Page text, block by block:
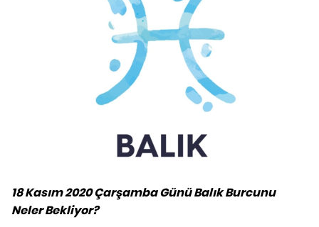
18 Kasım 2020 Çarşamba Günü Balık Burcunu
Neler Bekliyor?